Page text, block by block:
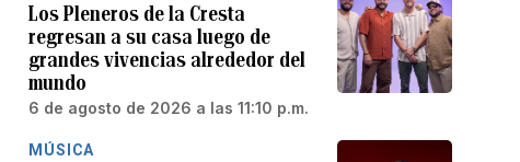
Los Pleneros de la Cresta
regresan a su casa luego de
grandes vivencias alrededor del
mundo
6 de agosto de 2026 a las 11:10 p.m.
MÚSICA